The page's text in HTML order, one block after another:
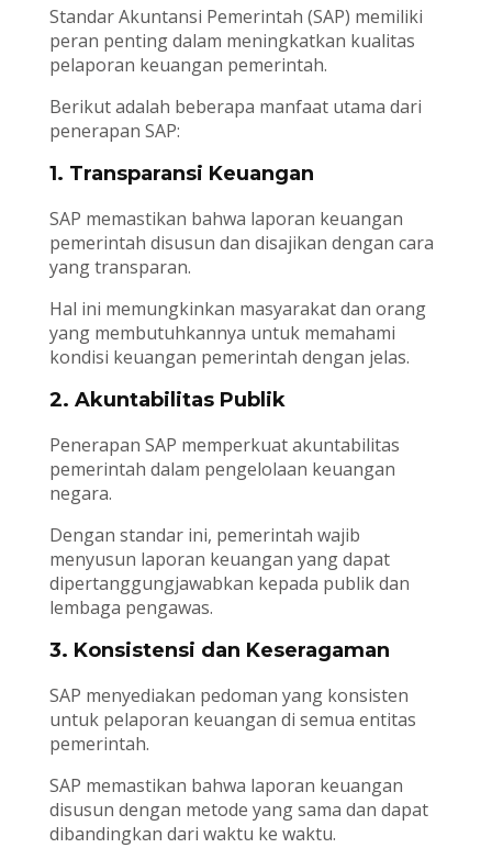
Standar Akuntansi Pemerintah (SAP) memiliki
peran penting dalam meningkatkan kualitas
pelaporan keuangan pemerintah.
Berikut adalah beberapa manfaat utama dari
penerapan SAP:
1. Transparansi Keuangan
SAP memastikan bahwa laporan keuangan
pemerintah disusun dan disajikan dengan cara
yang transparan.
Hal ini memungkinkan masyarakat dan orang
yang membutuhkannya untuk memahami
kondisi keuangan pemerintah dengan jelas.
2. Akuntabilitas Publik
Penerapan SAP memperkuat akuntabilitas
pemerintah dalam pengelolaan keuangan
negara.
Dengan standar ini, pemerintah wajib
menyusun laporan keuangan yang dapat
dipertanggungjawabkan kepada publik dan
lembaga pengawas.
3. Konsistensi dan Keseragaman
SAP menyediakan pedoman yang konsisten
untuk pelaporan keuangan di semua entitas
pemerintah.
SAP memastikan bahwa laporan keuangan
disusun dengan metode yang sama dan dapat
dibandingkan dari waktu ke waktu.